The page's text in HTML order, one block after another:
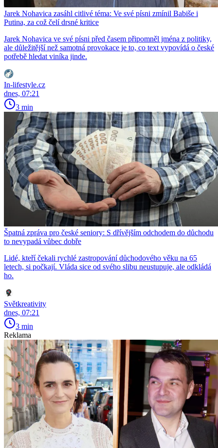
Jarek Nohavica zasáhl citlivé téma: Ve své písni zmínil Babiše i
Putina, za což čelí drsné kritice
Jarek Nohavica ve své písni před časem připomněl jména z politiky,
ale důležitější než samotná provokace je to, co text vypovídá o české
potřebě hledat viníka jinde.
In-lifestyle.cz
dnes, 07:21
3 min
Špatná zpráva pro české seniory: S dřívějším odchodem do důchodu
to nevypadá vůbec dobře
Lidé, kteří čekali rychlé zastropování důchodového věku na 65
letech, si počkají. Vláda sice od svého slibu neustupuje, ale odkládá
ho.
Světkreativity
dnes, 07:21
3 min
Reklama